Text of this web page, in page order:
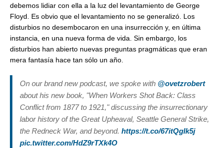
debemos lidiar con ella a la luz del levantamiento de George
Floyd. Es obvio que el levantamiento no se generalizó. Los
disturbios no desembocaron en una insurrección y, en última
instancia, en una nueva forma de vida. Sin embargo, los
disturbios han abierto nuevas preguntas pragmáticas que eran
mera fantasía hace tan sólo un año.
On our brand new podcast, we spoke with @ovetzrobert
about his new book, "When Workers Shot Back: Class
Conflict from 1877 to 1921," discussing the insurrectionary
labor history of the Great Upheaval, Seattle General Strike,
the Redneck War, and beyond. https://t.co/67itQgIk5j
pic.twitter.com/HdZ9rTXk4O